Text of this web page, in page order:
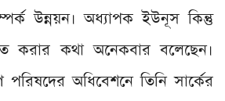
উন্নয়ন। অধ্যাপক ইউনূস কিন্তু
করার কথা অনেকবার বলেছেন।
পরিষদের অধিবেশনে তিনি সার্কের